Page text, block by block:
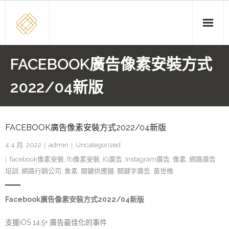
content
FACEBOOK廣告像素安裝方式
2022/04新版
FACEBOOK廣告像素安裝方式2022/04新版
4 4 月, 2022 admin
Uncategorized
facebook像素安裝, fb像素安裝, IG廣告, Instagram廣告, 像素, 網路廣告
培訓 , 網路行銷公司 , 象素, 關鍵供應鏈, 關鍵字廣告, 黃世樵
Facebook廣告像素安裝方式2022/04新版
支援iOS 14.5+ 廣告最佳化的事件